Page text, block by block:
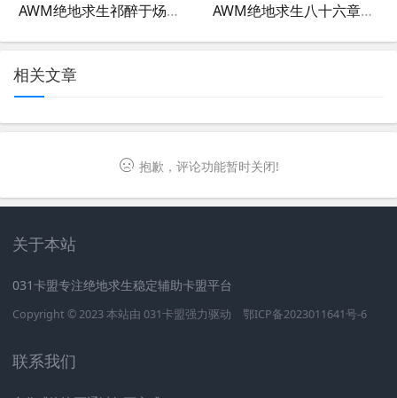
AWM绝地求生祁醉于炀小说：巅峰对决-AWM绝地求生祁醉于炀小说精彩剧情解析 AWM绝地求生八十六章攻略：顶级装备获取技巧-绝地求生中如何高效利用AWM八十六章战术
相关文章
抱歉，评论功能暂时关闭!
关于本站
031卡盟专注绝地求生稳定辅助卡盟平台
Copyright © 2023 本站由 031卡盟强力驱动 鄂ICP备2023011641号-6
联系我们